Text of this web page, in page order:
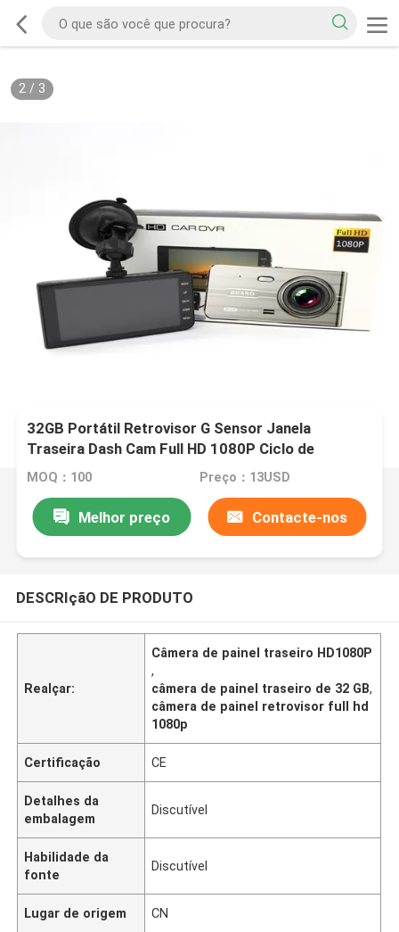
2/ 3
32GB Portátil Retrovisor G Sensor Janela
Traseira Dash Cam Full HD 1080P Ciclo de
Gravação
MOQ：100 Preço：13USD
Melhor preço Contacte-nos
DESCRIçãO DE PRODUTO
Realçar:
Câmera de painel traseiro HD1080P
,
câmera de painel traseiro de 32 GB,
câmera de painel retrovisor full hd
1080p
Certificação CE
Detalhes da
embalagem
Discutível
Habilidade da
fonte
Discutível
Lugar de origem CN